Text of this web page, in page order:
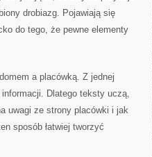
drobiazg. Pojawiają się
do tego, że pewne elementy
a placówką. Z jednej
Dlatego teksty uczą,
uwagi ze strony placówki i jak
sposób łatwiej tworzyć